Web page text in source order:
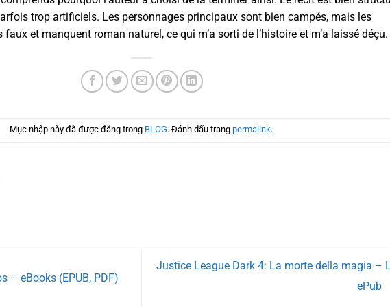
trop artificiels. Les personnages principaux sont bien campés, mais les
et manquent roman naturel, ce qui m’a sorti de l’histoire et m’a laissé déçu.
Mục nhập này đã được đăng trong BLOG. Đánh dấu trangpermalink.
– eBooks (EPUB, PDF)
Justice League Dark 4: La morte della magia –
ePub